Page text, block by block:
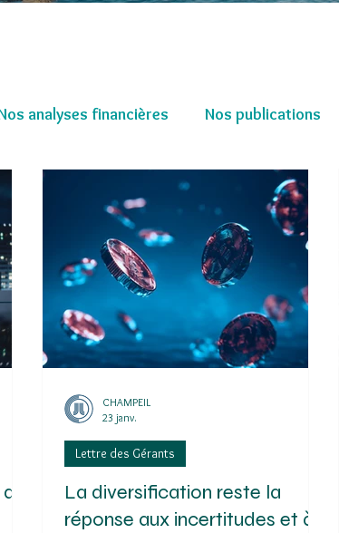
analyses financières Nos publications
La diversification reste la
réponse aux incertitudes et à
Lettre des Gérants
CHAMPEIL
23 janv.